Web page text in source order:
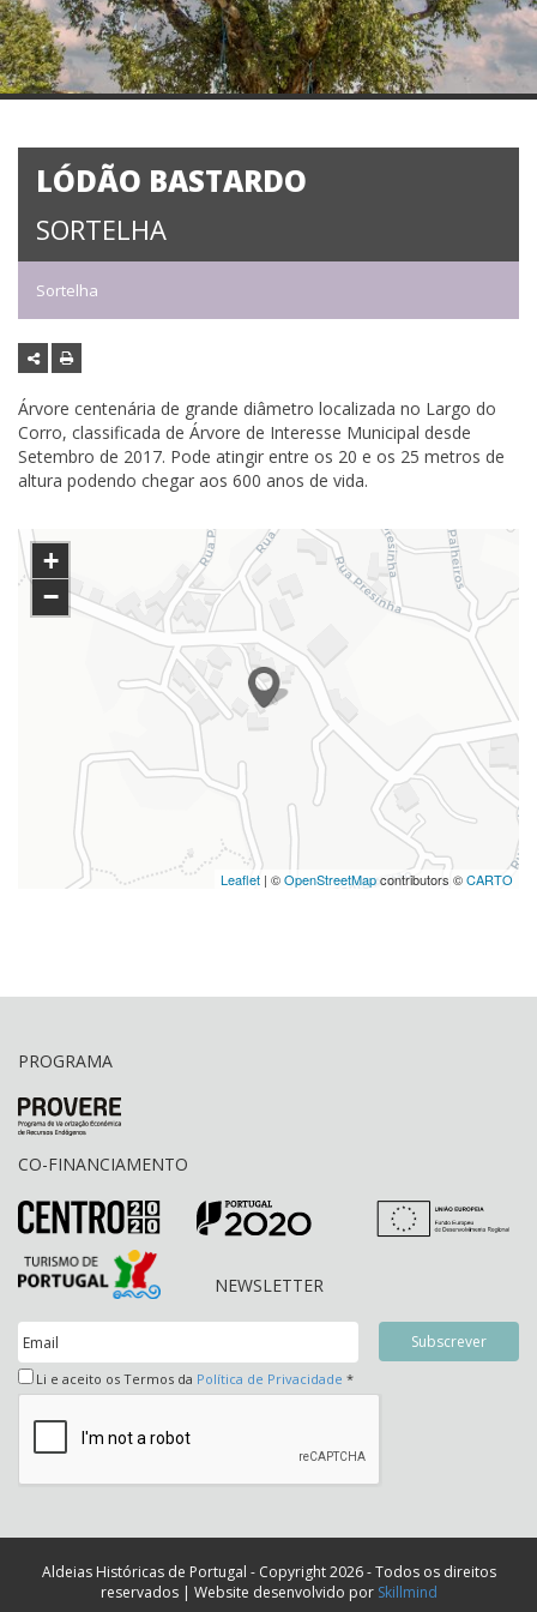
LÓDÃO BASTARDO
SORTELHA
Sortelha
Árvore centenária de grande diâmetro localizada no Largo do
Corro, classificada de Árvore de Interesse Municipal desde
Setembro de 2017. Pode atingir entre os 20 e os 25 metros de
altura podendo chegar aos 600 anos de vida.
+
−
Leaflet | ©OpenStreetMapcontributors ©CARTO
PROGRAMA
CO-FINANCIAMENTO
NEWSLETTER
Li e aceito os Termos da Política de Privacidade *
Aldeias Históricas de Portugal - Copyright 2026 - Todos os direitos
reservados | Website desenvolvido por Skillmind